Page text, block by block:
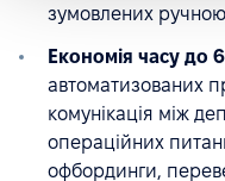
зумовлених
Економія часу до
автоматизованих
комунікація між
операційних
офбординги,